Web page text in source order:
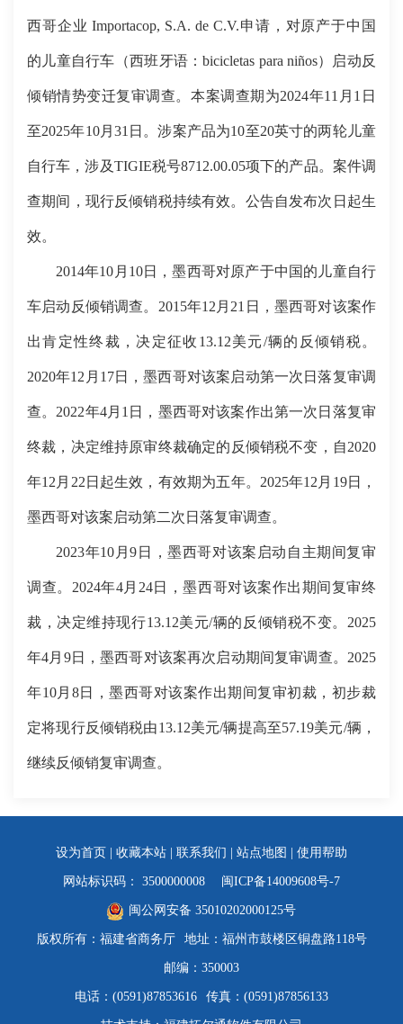
西哥企业 Importacop, S.A. de C.V.申请，对原产于中国
的儿童自行车（西班牙语：bicicletas para niños）启动反
倾销情势变迁复审调查。本案调查期为2024年11月1日
至2025年10月31日。涉案产品为10至20英寸的两轮儿童
自行车，涉及TIGIE税号8712.00.05项下的产品。案件调
查期间，现行反倾销税持续有效。公告自发布次日起生
效。
2014年10月10日，墨西哥对原产于中国的儿童自行
车启动反倾销调查。2015年12月21日，墨西哥对该案作
出肯定性终裁，决定征收13.12美元/辆的反倾销税。
2020年12月17日，墨西哥对该案启动第一次日落复审调
查。2022年4月1日，墨西哥对该案作出第一次日落复审
终裁，决定维持原审终裁确定的反倾销税不变，自2020
年12月22日起生效，有效期为五年。2025年12月19日，
墨西哥对该案启动第二次日落复审调查。
2023年10月9日，墨西哥对该案启动自主期间复审
调查。2024年4月24日，墨西哥对该案作出期间复审终
裁，决定维持现行13.12美元/辆的反倾销税不变。2025
年4月9日，墨西哥对该案再次启动期间复审调查。2025
年10月8日，墨西哥对该案作出期间复审初裁，初步裁
定将现行反倾销税由13.12美元/辆提高至57.19美元/辆，
继续反倾销复审调查。
设为首页 收藏本站 联系我们 站点地图 使用帮助
网站标识码： 3500000008 闽ICP备14009608号-7
闽公网安备 35010202000125号
版权所有：福建省商务厅 地址：福州市鼓楼区铜盘路118号
邮编：350003
电话：(0591)87853616 传真：(0591)87856133